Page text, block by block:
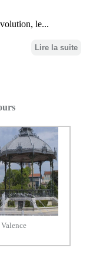
le...
Lire la suite
Valence